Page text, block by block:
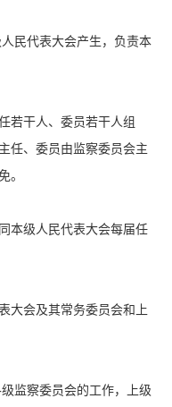
民代表大会产生，负责本
若干人、委员若干人组
任、委员由监察委员会主
。
本级人民代表大会每届任
大会及其常务委员会和上
监察委员会的工作，上级